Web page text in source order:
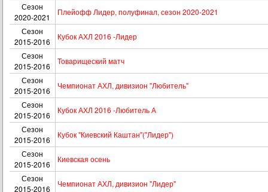
Сезон
2020-2021
Плейофф Лидер, полуфинал, сезон 2020-2021
Сезон
2015-2016
Кубок АХЛ 2016 -Лидер
Сезон
2015-2016
Товарищеский матч
Сезон
2015-2016
Чемпионат АХЛ, дивизион "Любитель"
Сезон
2015-2016
Кубок АХЛ 2016 -Любитель А
Сезон
2015-2016
Кубок "Киевский Каштан"("Лидер")
Сезон
2015-2016
Киевская осень
Сезон
2015-2016
Чемпионат АХЛ, дивизион "Лидер"